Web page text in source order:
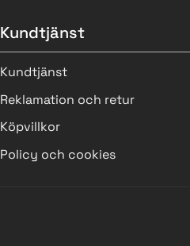
Kundtjänst
Kundtjänst
Reklamation och retur
Köpvillkor
Policy och cookies